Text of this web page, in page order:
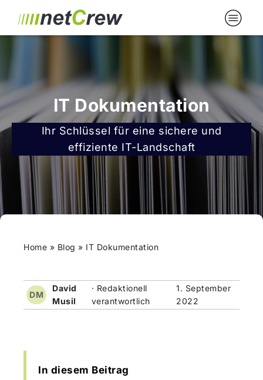
IT Dokumentation
Ihr Schlüssel für eine sichere und
effiziente IT-Landschaft
Home » Blog » IT Dokumentation
DM
David
Musil
· Redaktionell
verantwortlich
1. September
2022
In diesem Beitrag